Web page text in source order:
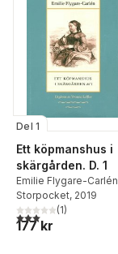
Del 1
Ett köpmanshus i
skärgården. D. 1
Emilie Flygare-Carlén
Storpocket, 2019
3,0utav 5 stjärnor.
(1)
177 kr